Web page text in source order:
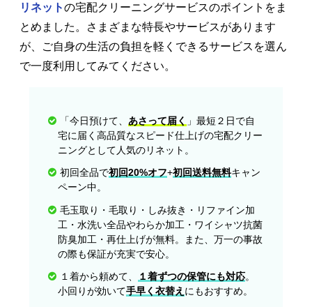
リネットの宅配クリーニングサービスのポイントをま
とめました。さまざまな特長やサービスがあります
が、ご自身の生活の負担を軽くできるサービスを選ん
で一度利用してみてください。
「今日預けて、 あさって届く 」最短２日で自
宅に届く高品質なスピード仕上げの宅配クリー
ニングとして人気のリネット。
初回全品で初回20%オフ+初回送料無料キャン
ペーン中。
毛玉取り・毛取り・しみ抜き・リファイン加
工・水洗い全品やわらか加工・ワイシャツ抗菌
防臭加工・再仕上げが無料。また、万一の事故
の際も保証が充実で安心。
１着から頼めて、 １着ずつの保管にも対応。
小回りが効いて手早く衣替え にもおすすめ。